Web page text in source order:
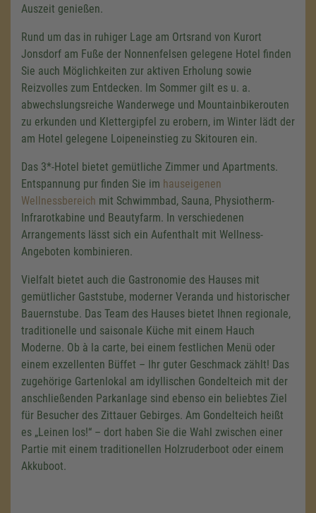
Auszeit genießen.
Rund um das in ruhiger Lage am Ortsrand von Kurort
Jonsdorf am Fuße der Nonnenfelsen gelegene Hotel finden
Sie auch Möglichkeiten zur aktiven Erholung sowie
Reizvolles zum Entdecken. Im Sommer gilt es u. a.
abwechslungsreiche Wanderwege und Mountainbikerouten
zu erkunden und Klettergipfel zu erobern, im Winter lädt der
am Hotel gelegene Loipeneinstieg zu Skitouren ein.
Das 3*-Hotel bietet gemütliche Zimmer und Apartments.
Entspannung pur finden Sie im hauseigenen
Wellnessbereich mit Schwimmbad, Sauna, Physiotherm-
Infrarotkabine und Beautyfarm. In verschiedenen
Arrangements lässt sich ein Aufenthalt mit Wellness-
Angeboten kombinieren.
Vielfalt bietet auch die Gastronomie des Hauses mit
gemütlicher Gaststube, moderner Veranda und historischer
Bauernstube. Das Team des Hauses bietet Ihnen regionale,
traditionelle und saisonale Küche mit einem Hauch
Moderne. Ob à la carte, bei einem festlichen Menü oder
einem exzellenten Büffet – Ihr guter Geschmack zählt! Das
zugehörige Gartenlokal am idyllischen Gondelteich mit der
anschließenden Parkanlage sind ebenso ein beliebtes Ziel
für Besucher des Zittauer Gebirges. Am Gondelteich heißt
es „Leinen los!“ – dort haben Sie die Wahl zwischen einer
Partie mit einem traditionellen Holzruderboot oder einem
Akkuboot.